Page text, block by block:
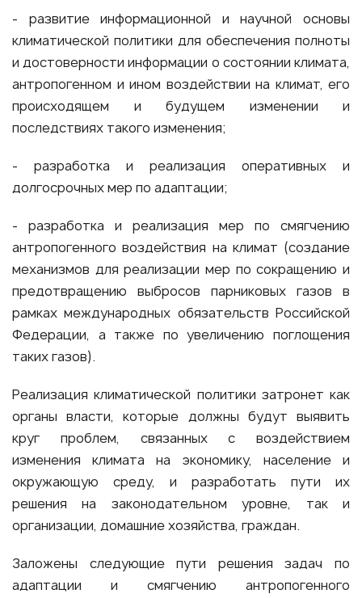
- развитие информационной и научной основы
климатической политики для обеспечения полноты
и достоверности информации о состоянии климата,
антропогенном и ином воздействии на климат, его
происходящем и будущем изменении и
последствиях такого изменения;
- разработка и реализация оперативных и
долгосрочных мер по адаптации;
- разработка и реализация мер по смягчению
антропогенного воздействия на климат (создание
механизмов для реализации мер по сокращению и
предотвращению выбросов парниковых газов в
рамках международных обязательств Российской
Федерации, а также по увеличению поглощения
таких газов).
Реализация климатической политики затронет как
органы власти, которые должны будут выявить
круг проблем, связанных с воздействием
изменения климата на экономику, население и
окружающую среду, и разработать пути их
решения на законодательном уровне, так и
организации, домашние хозяйства, граждан.
Заложены следующие пути решения задач по
адаптации и смягчению антропогенного